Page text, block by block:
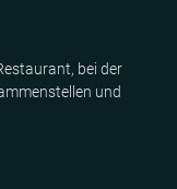
bei der
und